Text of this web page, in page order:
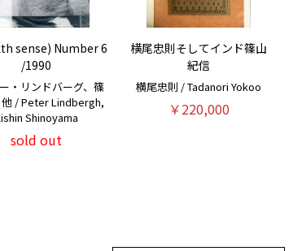
sense) Number 6
/1990
・リンドバーグ、篠
他 / Peter Lindbergh,
Shinoyama
sold out
横尾忠則そしてインド篠山
紀信
横尾忠則 / Tadanori Yokoo
￥220,000